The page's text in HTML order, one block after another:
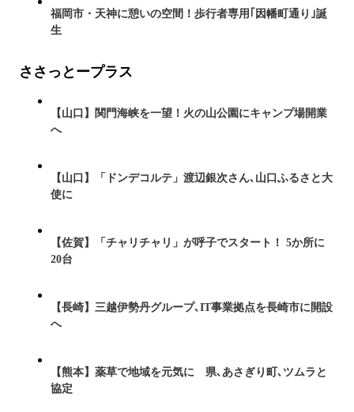
福岡市・天神に憩いの空間！歩行者専用｢因幡町通り｣誕
生
ささっとープラス
【山口】関門海峡を一望！火の山公園にキャンプ場開業
へ
【山口】「ドンデコルテ」渡辺銀次さん､山口ふるさと大
使に
【佐賀】「チャリチャリ」が呼子でスタート！ 5か所に
20台
【長崎】三越伊勢丹グループ､IT事業拠点を長崎市に開設
へ
【熊本】薬草で地域を元気に 県､あさぎり町､ツムラと
協定